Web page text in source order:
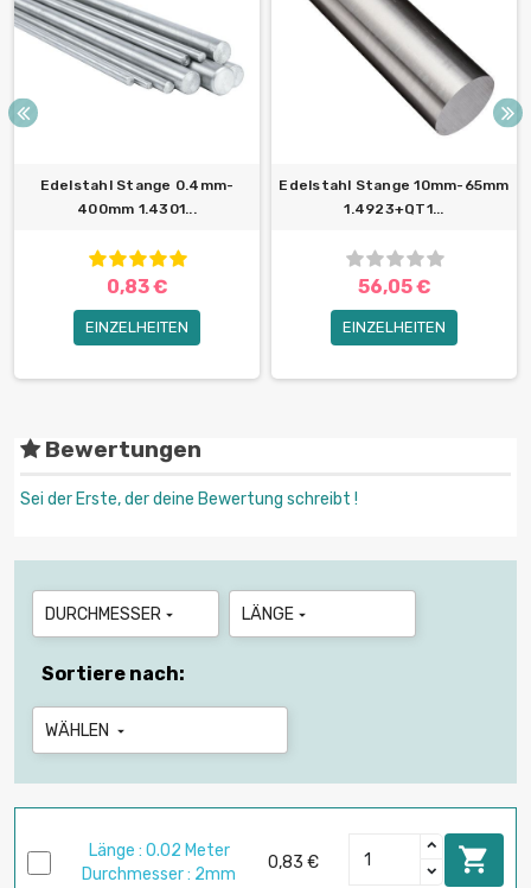
Edelstahl Stange 0.4mm-
400mm 1.4301...
0,83 €
EINZELHEITEN
Edelstahl Stange 10mm-65mm
1.4923+QT1...
56,05 €
EINZELHEITEN
Bewertungen
Sei der Erste, der deine Bewertung schreibt !
DURCHMESSER  LÄNGE 
Sortiere nach:
WÄHLEN 
Länge : 0.02 Meter
Durchmesser : 2mm
0,83 € 